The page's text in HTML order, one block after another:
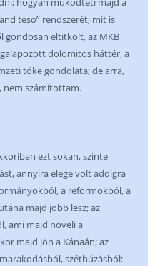
teso” rendszerét; mit is
gondosan eltitkolt, az MKB
dolomitos háttér, a
tőke gondolata; de arra,
nem számítottam.
ezt sokan, szinte
annyira elege volt addigra
a reformokból, a
majd jobb lesz; az
ami majd növeli a
majd jön a Kánaán; az
széthúzásból: